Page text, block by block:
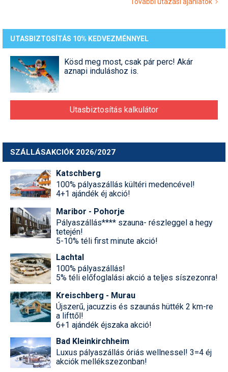
Történelem
Túrasí
Utasbiztosítás
Utazási tippek
Védőfelszerelés
UTASBIZTOSÍTÁS 10% KEDVEZMÉNNYEL
Kösd meg most, csak pár perc! Akár
aznapi induláshoz is.
Utasbiztosítás kalkulátor
SZÁLLÁSAKCIÓK 2026/2027
Katschberg
100% pályaszállás kültéri medencével!
4+1 ajándék éj akció!
Maribor - Pohorje
Pályaszállás**** szauna- részleggel a hegy
tetején!
5-10% téli first minute akció!
Lachtal
100% pályaszállás!
5% téli előfoglalási akció a teljes síszezonra!
Kreischberg - Murau
Újszerű, jacuzzis és szaunás hütték 2 km-re
a lifttől!
6+1 ajándék éjszaka akció!
Bad Kleinkirchheim
Luxus pályaszállás óriás wellnessel! 3=4 éj
akciók mellékszezonban!